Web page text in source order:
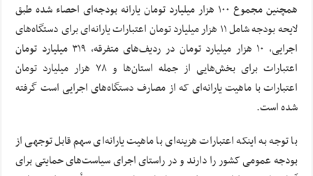
همچنین مجموع ۱۰۰ هزار میلیارد تومان یارانه بودجه‌ای احصاء شده طبق
لایحه بودجه شامل ۱۱ هزار میلیارد تومان اعتبارات یارانه‌ای برای دستگاه‌های
اجرایی، ۱۰ هزار میلیارد تومان در ردیف‌های متفرقه، ۳۱۹ میلیارد تومان
اعتبارات برای بخش‌هایی از جمله استان‌ها و ۷۸ هزار میلیارد تومان
اعتبارات با ماهیت یارانه‌ای که از مصارف دستگاه‌های اجرایی است گرفته
شده است.
با توجه به اینکه اعتبارات هزینه‌ای با ماهیت یارانه‌ای سهم قابل توجهی از
بودجه عمومی کشور را دارند و در راستای اجرای سیاست‌های حمایتی برای